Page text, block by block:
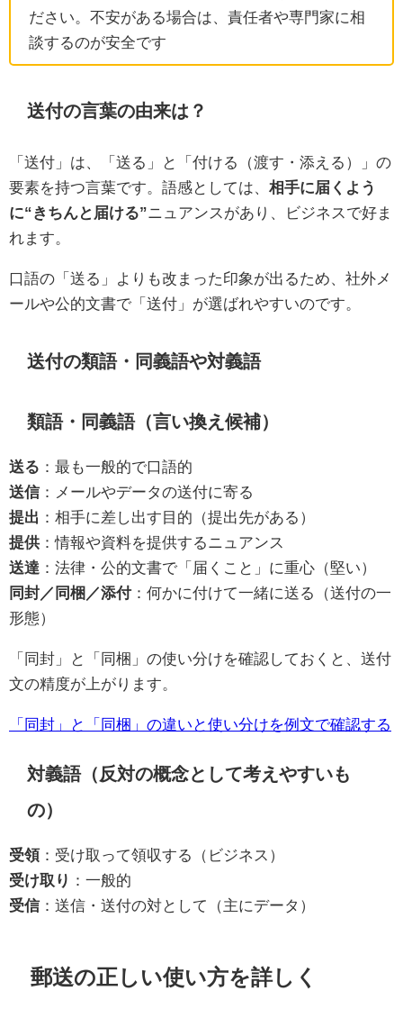
ださい。不安がある場合は、責任者や専門家に相
談するのが安全です
送付の言葉の由来は？
「送付」は、「送る」と「付ける（渡す・添える）」の
要素を持つ言葉です。語感としては、 相手に届くよう
に“きちんと届ける” ニュアンスがあり、ビジネスで好ま
れます。
口語の「送る」よりも改まった印象が出るため、社外メ
ールや公的文書で「送付」が選ばれやすいのです。
送付の類語・同義語や対義語
類語・同義語（言い換え候補）
送る ：最も一般的で口語的
送信：メールやデータの送付に寄る
提出 ：相手に差し出す目的（提出先がある）
提供 ：情報や資料を提供するニュアンス
送達 ：法律・公的文書で「届くこと」に重心（堅い）
同封／同梱／添付：何かに付けて一緒に送る（送付の一
形態）
「同封」と「同梱」の使い分けを確認しておくと、送付
文の精度が上がります。
「同封」と「同梱」の違いと使い分けを例文で確認する
対義語（反対の概念として考えやすいも
の）
受領：受け取って領収する（ビジネス）
受け取り ：一般的
受信：送信・送付の対として（主にデータ）
郵送の正しい使い方を詳しく